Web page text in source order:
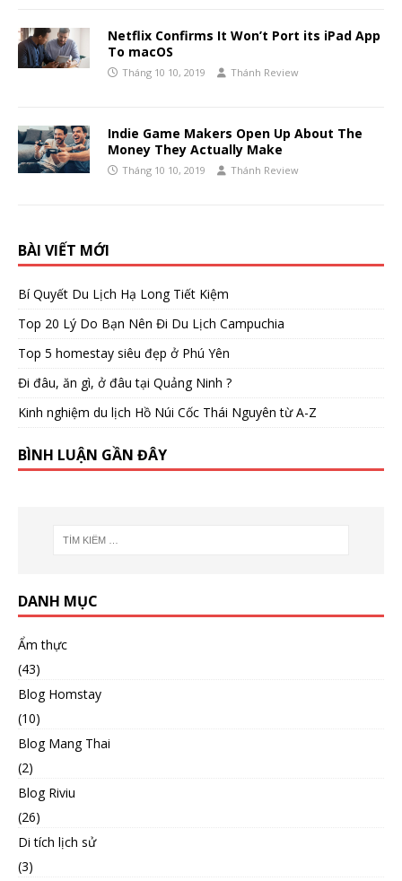
Netflix Confirms It Won’t Port its iPad App
To macOS
Tháng 10 10, 2019 Thánh Review
Indie Game Makers Open Up About The
Money They Actually Make
Tháng 10 10, 2019 Thánh Review
BÀI VIẾT MỚI
Bí Quyết Du Lịch Hạ Long Tiết Kiệm
Top 20 Lý Do Bạn Nên Đi Du Lịch Campuchia
Top 5 homestay siêu đẹp ở Phú Yên
Đi đâu, ăn gì, ở đâu tại Quảng Ninh ?
Kinh nghiệm du lịch Hồ Núi Cốc Thái Nguyên từ A-Z
BÌNH LUẬN GẦN ĐÂY
DANH MỤC
Ẩm thực
(43)
Blog Homstay
(10)
Blog Mang Thai
(2)
Blog Riviu
(26)
Di tích lịch sử
(3)